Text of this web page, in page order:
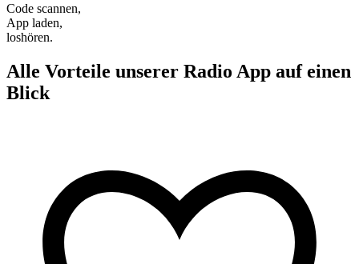
Code scannen,
App laden,
loshören.
Alle Vorteile unserer Radio App auf einen
Blick